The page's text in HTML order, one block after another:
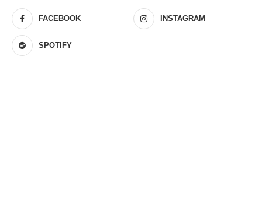
FACEBOOK INSTAGRAM
SPOTIFY